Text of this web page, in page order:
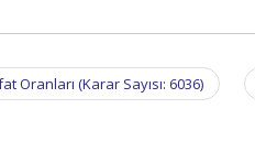
Oranları (Karar Sayısı: 6036)